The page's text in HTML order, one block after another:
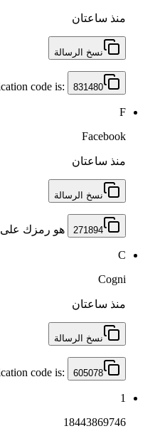
منذ ساعتان
نسخ الرسالة
code is: 831480
F
Facebook
منذ ساعتان
نسخ الرسالة
271894 ‏ هو رمزك على Instagram. لا تشاركه. ‏‏
C
Cogni
منذ ساعتان
نسخ الرسالة
code is: 605078
1
18443869746